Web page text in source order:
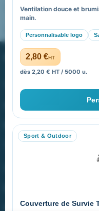
Ventilation douce et
main.
Personnalisable logo
2,80 €HT
dès 2,20 € HT / 5000 u.
Sport & Outdoor
Couverture de Survie
FAQ sur Promenoch
Pourquoi ça a marché
PROMENOCH GOODIES
40 rue Madeleine
92 200 Neuilly
NOTRE SOCIÉTÉ